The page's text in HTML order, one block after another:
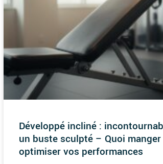
Développé incliné :
un buste sculpté – Quoi
optimiser vos performances